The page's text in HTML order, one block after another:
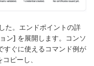
た。エンドポイントの詳
ン] を展開します。コンソ
すぐに使えるコマンド例が
ピーし、